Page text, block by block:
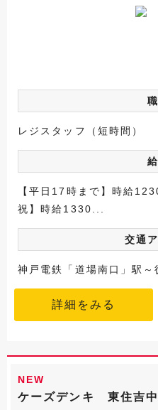
レジスタッフ（短時間）
【平日17時まで】時給
祝】時給1330...
交通
神戸電鉄「道場南口」駅～
詳細をみる
NEW
ケーズデンキ 東住吉